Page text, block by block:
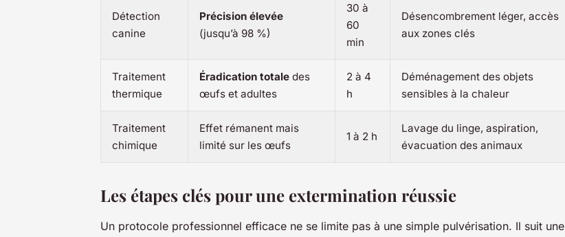
Détection
canine
Précision élevée
(jusqu’à 98 %)
30 à
60
min
Désencombrement léger, accès
aux zones clés
Traitement
thermique
Éradication totale des
œufs et adultes
2 à 4
h
Déménagement des objets
sensibles à la chaleur
Traitement
chimique
Effet rémanent mais
limité sur les œufs
1 à 2 h
Lavage du linge, aspiration,
évacuation des animaux
Les étapes clés pour une extermination réussie
Un protocole professionnel efficace ne se limite pas à une simple pulvérisation. Il suit une